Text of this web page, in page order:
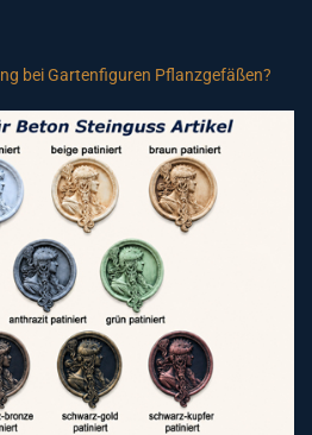
bei Gartenfiguren Pflanzgefäßen?